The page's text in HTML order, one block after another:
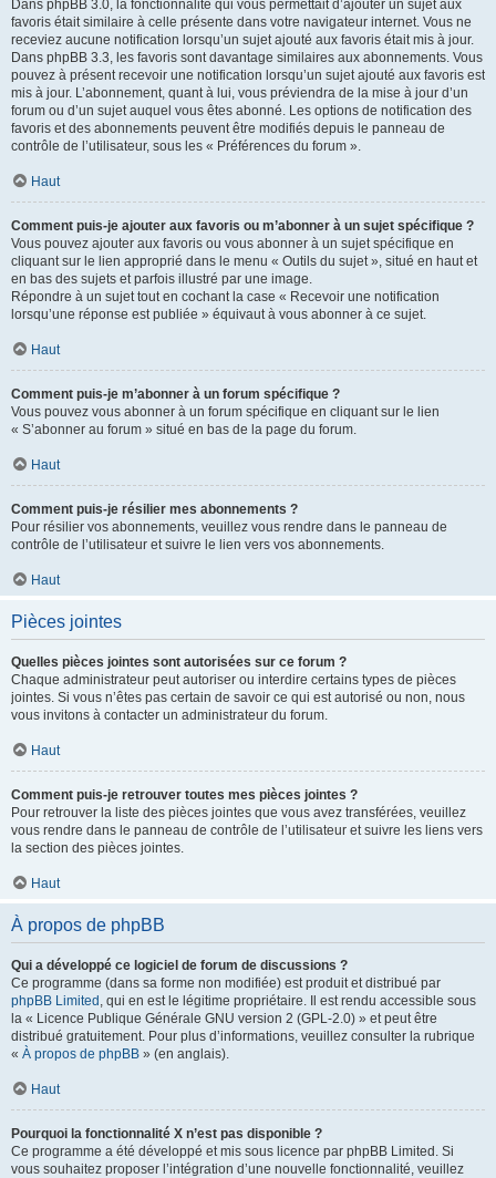
Dans phpBB 3.0, la fonctionnalité qui vous permettait d’ajouter un sujet aux
favoris était similaire à celle présente dans votre navigateur internet. Vous ne
receviez aucune notification lorsqu’un sujet ajouté aux favoris était mis à jour.
Dans phpBB 3.3, les favoris sont davantage similaires aux abonnements. Vous
pouvez à présent recevoir une notification lorsqu’un sujet ajouté aux favoris est
mis à jour. L’abonnement, quant à lui, vous préviendra de la mise à jour d’un
forum ou d’un sujet auquel vous êtes abonné. Les options de notification des
favoris et des abonnements peuvent être modifiés depuis le panneau de
contrôle de l’utilisateur, sous les « Préférences du forum ».
Haut
Comment puis-je ajouter aux favoris ou m’abonner à un sujet spécifique ?
Vous pouvez ajouter aux favoris ou vous abonner à un sujet spécifique en
cliquant sur le lien approprié dans le menu « Outils du sujet », situé en haut et
en bas des sujets et parfois illustré par une image.
Répondre à un sujet tout en cochant la case « Recevoir une notification
lorsqu’une réponse est publiée » équivaut à vous abonner à ce sujet.
Haut
Comment puis-je m’abonner à un forum spécifique ?
Vous pouvez vous abonner à un forum spécifique en cliquant sur le lien
« S’abonner au forum » situé en bas de la page du forum.
Haut
Comment puis-je résilier mes abonnements ?
Pour résilier vos abonnements, veuillez vous rendre dans le panneau de
contrôle de l’utilisateur et suivre le lien vers vos abonnements.
Haut
Pièces jointes
Quelles pièces jointes sont autorisées sur ce forum ?
Chaque administrateur peut autoriser ou interdire certains types de pièces
jointes. Si vous n’êtes pas certain de savoir ce qui est autorisé ou non, nous
vous invitons à contacter un administrateur du forum.
Haut
Comment puis-je retrouver toutes mes pièces jointes ?
Pour retrouver la liste des pièces jointes que vous avez transférées, veuillez
vous rendre dans le panneau de contrôle de l’utilisateur et suivre les liens vers
la section des pièces jointes.
Haut
À propos de phpBB
Qui a développé ce logiciel de forum de discussions ?
Ce programme (dans sa forme non modifiée) est produit et distribué par
phpBB Limited , qui en est le légitime propriétaire. Il est rendu accessible sous
la « Licence Publique Générale GNU version 2 (GPL-2.0) » et peut être
distribué gratuitement. Pour plus d’informations, veuillez consulter la rubrique
« À propos de phpBB » (en anglais).
Haut
Pourquoi la fonctionnalité X n’est pas disponible ?
Ce programme a été développé et mis sous licence par phpBB Limited. Si
vous souhaitez proposer l’intégration d’une nouvelle fonctionnalité, veuillez